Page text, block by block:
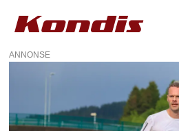
Tag:
5
ANNONSE